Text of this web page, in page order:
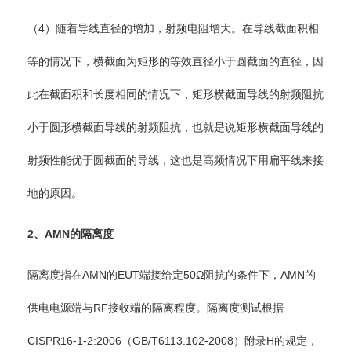
（4）随着导线直径的增加，射频电阻增大。在导线截面积相
等的情况下，横截面为矩形的等效直径小于圆截面的直径，因
此在截面积和长度相同的情况下，矩形横截面导线的射频阻抗
小于圆形横截面导线的射频阻抗，也就是说矩形横截面导线的
射频性能优于圆截面的导线，这也是高频情况下用扁平线来接
地的原因。
2、 AMN的隔离度
隔离度指在AMN的EUT端接给定50Ω阻抗的条件下，AMN的
供电电源端与RF接收端的隔离程度。隔离度测试根据
CISPR16-1-2:2006（GB/T6113.102-2008）附录H的规定，